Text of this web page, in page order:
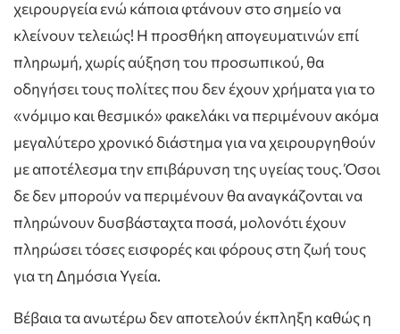
χειρουργεία ενώ κάποια φτάνουν στο σημείο να
κλείνουν τελειώς! Η προσθήκη απογευματινών επί
πληρωμή, χωρίς αύξηση του προσωπικού, θα
οδηγήσει τους πολίτες που δεν έχουν χρήματα για το
«νόμιμο και θεσμικό» φακελάκι να περιμένουν ακόμα
μεγαλύτερο χρονικό διάστημα για να χειρουργηθούν
με αποτέλεσμα την επιβάρυνση της υγείας τους. Όσοι
δε δεν μπορούν να περιμένουν θα αναγκάζονται να
πληρώνουν δυσβάσταχτα ποσά, μολονότι έχουν
πληρώσει τόσες εισφορές και φόρους στη ζωή τους
για τη Δημόσια Υγεία.
Βέβαια τα ανωτέρω δεν αποτελούν έκπληξη καθώς η